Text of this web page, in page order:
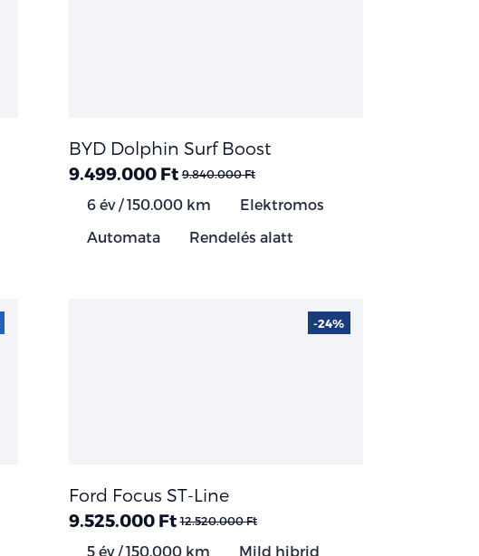
BYD Dolphin Surf Boost
9.499.000 Ft 9.840.000 Ft
6 év / 150.000 km
Elektromos
Automata
Rendelés alatt
Ford Focus ST-Line
9.525.000 Ft 12.520.000 Ft
5 év / 150.000 km
Mild hibrid
-24%